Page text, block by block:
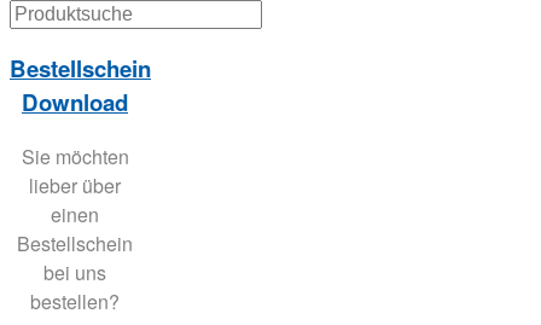
Bestellschein
Download
Sie möchten
lieber über
einen
Bestellschein
bei uns
bestellen?